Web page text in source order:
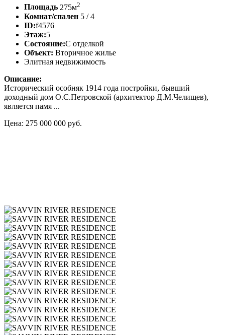
Площадь 275м2
Комнат/спален 5 / 4
ID:f4576
Этаж:5
Состояние:С отделкой
Объект: Вторичное жилье
Элитная недвижимость
Описание:
Исторический особняк 1914 года постройки, бывший
доходный дом О.С.Петровской (архитектор Д.М.Челищев),
является памя ...
Цена: 275 000 000 руб.